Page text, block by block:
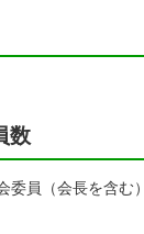
数
委員（会長を含む